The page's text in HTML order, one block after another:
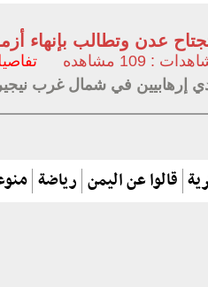
عدن وتطالب بإنهاء
: 109 مشاهده